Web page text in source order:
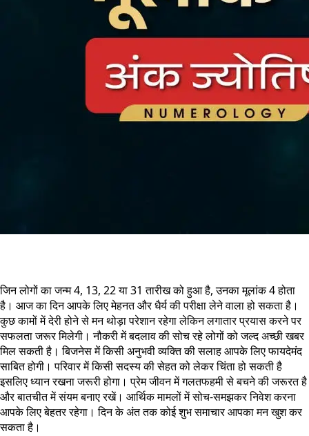
जिन लोगों का जन्म 4, 13, 22 या 31 तारीख को हुआ है, उनका मूलांक 4 होता
है। आज का दिन आपके लिए मेहनत और धैर्य की परीक्षा लेने वाला हो सकता है।
कुछ कामों में देरी होने से मन थोड़ा परेशान रहेगा लेकिन लगातार प्रयास करने पर
सफलता जरूर मिलेगी। नौकरी में बदलाव की सोच रहे लोगों को जल्द अच्छी खबर
मिल सकती है। बिजनेस में किसी अनुभवी व्यक्ति की सलाह आपके लिए फायदेमंद
साबित होगी। परिवार में किसी सदस्य की सेहत को लेकर चिंता हो सकती है
इसलिए ध्यान रखना जरूरी होगा। प्रेम जीवन में गलतफहमी से बचने की जरूरत है
और बातचीत में संयम बनाए रखें। आर्थिक मामलों में सोच-समझकर निवेश करना
आपके लिए बेहतर रहेगा। दिन के अंत तक कोई शुभ समाचार आपका मन खुश कर
सकता है।